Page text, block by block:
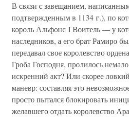
В связи с завещанием,
подтвержденным в 1134 г.), по
король Альфонс I Воитель — у
наследников, а его брат Рамиро
передавал свое королевство
Гроба Господня, пролилось
искренний акт? Или скорее
маневр: составляя это
просто пытался блокировать
желавшего отдать королевство